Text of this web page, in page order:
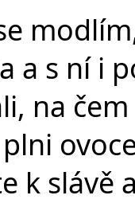
a s ní i
na
k slávě